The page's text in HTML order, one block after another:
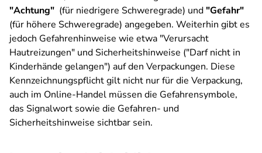
"Achtung" (für niedrigere Schweregrade) und"Gefahr"
(für höhere Schweregrade) angegeben. Weiterhin gibt es
jedoch Gefahrenhinweise wie etwa "Verursacht
Hautreizungen" und Sicherheitshinweise ("Darf nicht in
Kinderhände gelangen") auf den Verpackungen. Diese
Kennzeichnungspflicht gilt nicht nur für die Verpackung,
auch im Online-Handel müssen die Gefahrensymbole,
das Signalwort sowie die Gefahren- und
Sicherheitshinweise sichtbar sein.